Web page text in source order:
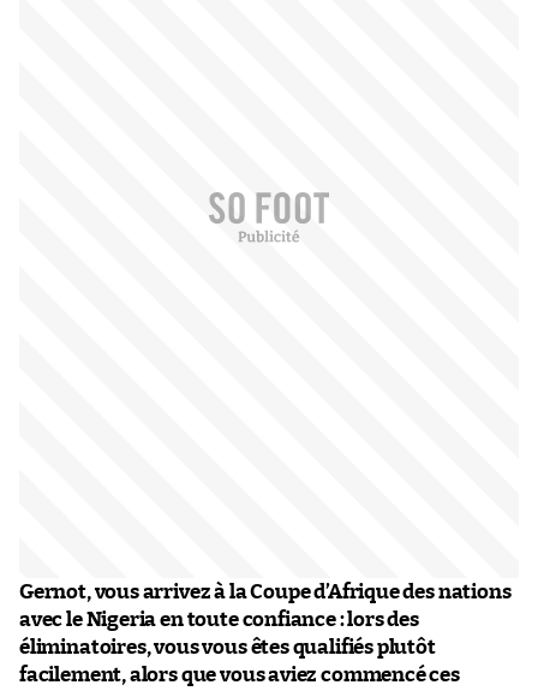
Gernot, vous arrivez à la Coupe d’Afrique des nations
avec le Nigeria en toute confiance : lors des
éliminatoires, vous vous êtes qualifiés plutôt
facilement, alors que vous aviez commencé ces